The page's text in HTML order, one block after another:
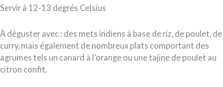
Servir à 12-13 degrés Celsius
À déguster avec : des mets indiens à base de riz, de poulet, de
curry, mais également de nombreux plats comportant des
agrumes tels un canard à l’orange ou une tajine de poulet au
citron confit.